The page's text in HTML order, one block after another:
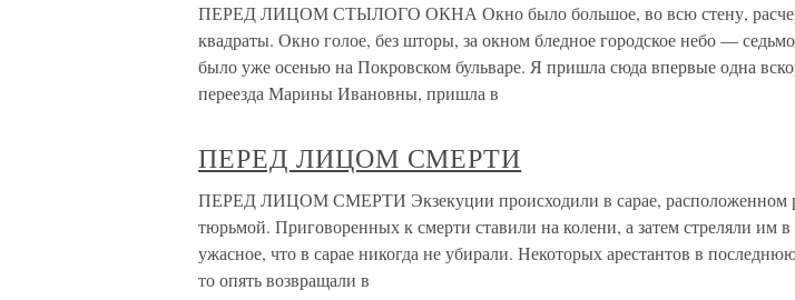
ПЕРЕД ЛИЦОМ СТЫЛОГО ОКНА Окно было большое, во всю стену,
квадраты. Окно голое, без шторы, за окном бледное городское небо —
было уже осенью на Покровском бульваре. Я пришла сюда впервые одна
переезда Марины Ивановны, пришла в
ПЕРЕД ЛИЦОМ СМЕРТИ
ПЕРЕД ЛИЦОМ СМЕРТИ Экзекуции происходили в сарае, расположенном
тюрьмой. Приговоренных к смерти ставили на колени, а затем стреляли им
ужасное, что в сарае никогда не убирали. Некоторых арестантов в
то опять возвращали в